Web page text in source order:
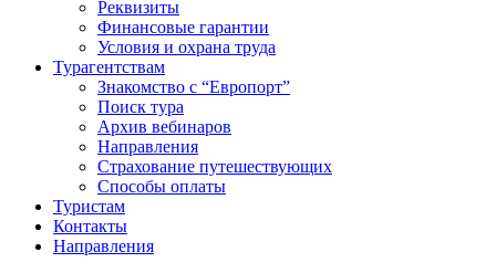
Реквизиты
Финансовые гарантии
Условия и охрана труда
Турагентствам
Знакомство с “Европорт”
Поиск тура
Архив вебинаров
Направления
Страхование путешествующих
Способы оплаты
Туристам
Контакты
Направления